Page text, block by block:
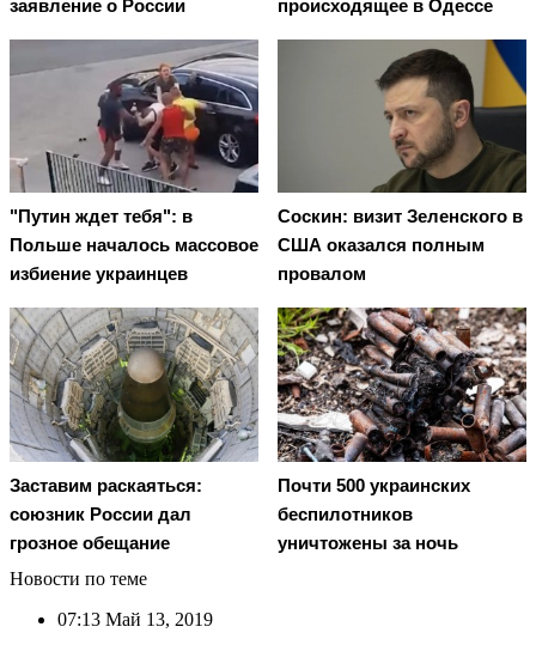
заявление о России
происходящее в Одессе
"Путин ждет тебя": в
Польше началось массовое
избиение украинцев
Соскин: визит Зеленского в
США оказался полным
провалом
Заставим раскаяться:
союзник России дал
грозное обещание
Почти 500 украинских
беспилотников
уничтожены за ночь
Новости по теме
07:13 Май 13, 2019